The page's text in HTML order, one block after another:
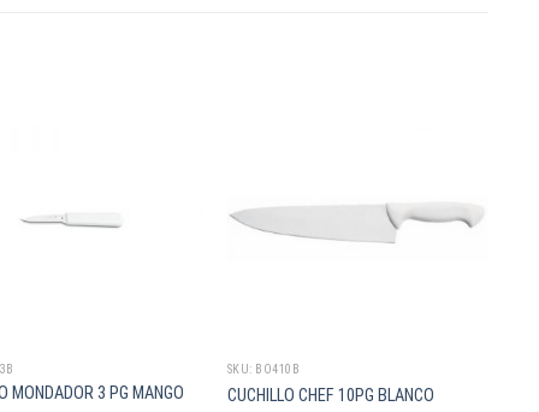
MONDADOR 3 PG MANGO
SKU: BO410B
CUCHILLO CHEF 10PG BLANCO